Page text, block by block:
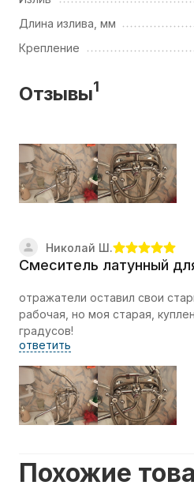
Длина излива, мм
Крепление
Отзывы1
Николай Ш.
Смеситель латунный
отражатели оставил свои
рабочая, но моя старая,
градусов!
ответить
Похожие